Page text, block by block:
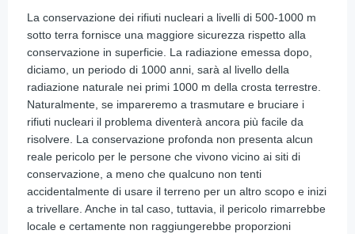
La conservazione dei rifiuti nucleari a livelli di 500-1000 m
sotto terra fornisce una maggiore sicurezza rispetto alla
conservazione in superficie. La radiazione emessa dopo,
diciamo, un periodo di 1000 anni, sarà al livello della
radiazione naturale nei primi 1000 m della crosta terrestre.
Naturalmente, se impareremo a trasmutare e bruciare i
rifiuti nucleari il problema diventerà ancora più facile da
risolvere. La conservazione profonda non presenta alcun
reale pericolo per le persone che vivono vicino ai siti di
conservazione, a meno che qualcuno non tenti
accidentalmente di usare il terreno per un altro scopo e inizi
a trivellare. Anche in tal caso, tuttavia, il pericolo rimarrebbe
locale e certamente non raggiungerebbe proporzioni